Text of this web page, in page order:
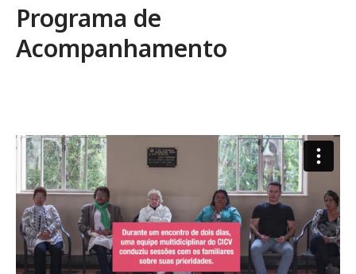
Programa de
Acompanhamento